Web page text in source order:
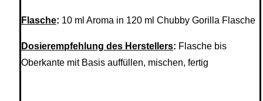
Flasche: 10 ml Aroma in 120 ml Chubby Gorilla Flasche
Dosierempfehlung des Herstellers: Flasche bis
Oberkante mit Basis auffüllen, mischen, fertig